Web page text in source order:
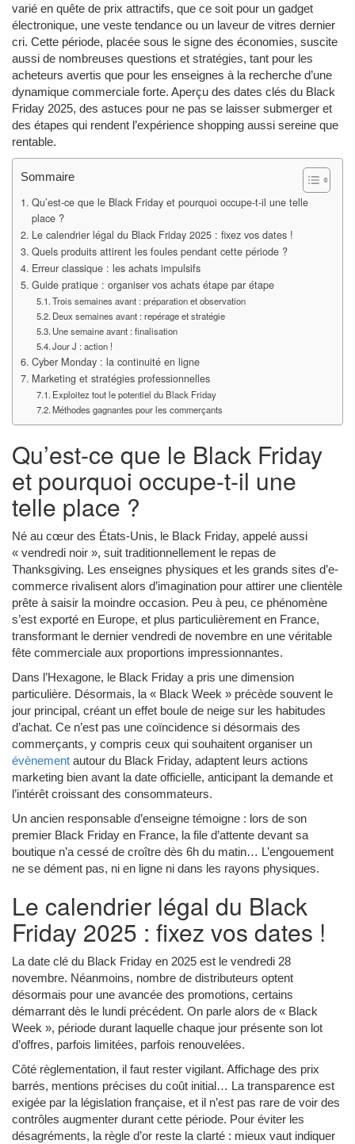
varié en quête de prix attractifs, que ce soit pour un gadget
électronique, une veste tendance ou un laveur de vitres dernier
cri. Cette période, placée sous le signe des économies, suscite
aussi de nombreuses questions et stratégies, tant pour les
acheteurs avertis que pour les enseignes à la recherche d’une
dynamique commerciale forte. Aperçu des dates clés du Black
Friday 2025, des astuces pour ne pas se laisser submerger et
des étapes qui rendent l’expérience shopping aussi sereine que
rentable.
Sommaire
Qu’est-ce que le Black Friday et pourquoi occupe-t-il une telle
place ?
Le calendrier légal du Black Friday 2025 : fixez vos dates !
Quels produits attirent les foules pendant cette période ?
Erreur classique : les achats impulsifs
Guide pratique : organiser vos achats étape par étape
Trois semaines avant : préparation et observation
Deux semaines avant : repérage et stratégie
Une semaine avant : finalisation
Jour J : action !
Cyber Monday : la continuité en ligne
Marketing et stratégies professionnelles
Exploitez tout le potentiel du Black Friday
Méthodes gagnantes pour les commerçants
Qu’est-ce que le Black Friday
et pourquoi occupe-t-il une
telle place ?
Né au cœur des États-Unis, le Black Friday, appelé aussi
« vendredi noir », suit traditionnellement le repas de
Thanksgiving. Les enseignes physiques et les grands sites d’e-
commerce rivalisent alors d’imagination pour attirer une clientèle
prête à saisir la moindre occasion. Peu à peu, ce phénomène
s’est exporté en Europe, et plus particulièrement en France,
transformant le dernier vendredi de novembre en une véritable
fête commerciale aux proportions impressionnantes.
Dans l’Hexagone, le Black Friday a pris une dimension
particulière. Désormais, la « Black Week » précède souvent le
jour principal, créant un effet boule de neige sur les habitudes
d’achat. Ce n’est pas une coïncidence si désormais des
commerçants, y compris ceux qui souhaitent organiser un
évènement autour du Black Friday, adaptent leurs actions
marketing bien avant la date officielle, anticipant la demande et
l’intérêt croissant des consommateurs.
Un ancien responsable d’enseigne témoigne : lors de son
premier Black Friday en France, la file d’attente devant sa
boutique n’a cessé de croître dès 6h du matin… L’engouement
ne se dément pas, ni en ligne ni dans les rayons physiques.
Le calendrier légal du Black
Friday 2025 : fixez vos dates !
La date clé du Black Friday en 2025 est le vendredi 28
novembre. Néanmoins, nombre de distributeurs optent
désormais pour une avancée des promotions, certains
démarrant dès le lundi précédent. On parle alors de « Black
Week », période durant laquelle chaque jour présente son lot
d’offres, parfois limitées, parfois renouvelées.
Côté règlementation, il faut rester vigilant. Affichage des prix
barrés, mentions précises du coût initial… La transparence est
exigée par la législation française, et il n’est pas rare de voir des
contrôles augmenter durant cette période. Pour éviter les
désagréments, la règle d’or reste la clarté : mieux vaut indiquer